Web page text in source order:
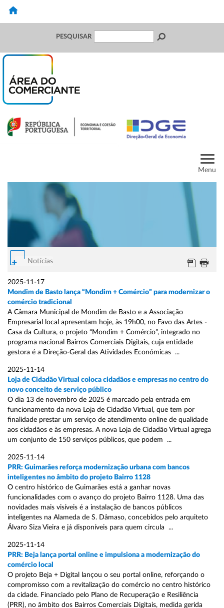
PESQUISAR
Menu
Notícias
2025-11-17
Mondim de Basto lança “Mondim + Comércio” para modernizar o
comércio tradicional
A Câmara Municipal de Mondim de Basto e a Associação
Empresarial local apresentam hoje, às 19h00, no Favo das Artes -
Casa da Cultura, o projeto “Mondim + Comércio”, integrado no
programa nacional Bairros Comerciais Digitais, cuja entidade
gestora é a Direção-Geral das Atividades Económicas ...
2025-11-14
Loja de Cidadão Virtual coloca cidadãos e empresas no centro do
novo conceito de serviço público
O dia 13 de novembro de 2025 é marcado pela entrada em
funcionamento da nova Loja de Cidadão Virtual, que tem por
finalidade prestar um serviço de atendimento online de qualidade
aos cidadãos e às empresas. A nova Loja de Cidadão Virtual agrega
um conjunto de 150 serviços públicos, que podem ...
2025-11-14
PRR: Guimarães reforça modernização urbana com bancos
inteligentes no âmbito do projeto Bairro 1128
O centro histórico de Guimarães está a ganhar novas
funcionalidades com o avanço do projeto Bairro 1128. Uma das
novidades mais visíveis é a instalação de bancos públicos
inteligentes na Alameda de S. Dâmaso, concebidos pelo arquiteto
Álvaro Siza Vieira e já disponíveis para quem circula ...
2025-11-14
PRR: Beja lança portal online e impulsiona a modernização do
comércio local
O projeto Beja + Digital lançou o seu portal online, reforçando o
compromisso com a revitalização do comércio no centro histórico
da cidade. Financiado pelo Plano de Recuperação e Resiliência
(PRR), no âmbito dos Bairros Comerciais Digitais, medida gerida